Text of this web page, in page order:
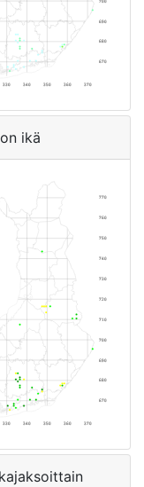
ikä